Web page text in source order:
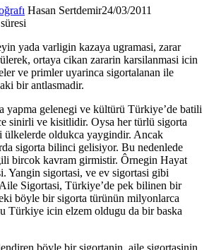
Hasan Sertdemir24/03/2011
yada varligin kazaya ugramasi, zarar
ortaya cikan zararin karsilanmasi icin
ve primler uyarinca sigortalanan ile
bir antlasmadir.
yapma gelenegi ve kültürü Türkiye’de batili
sinirli ve kisitlidir. Oysa her türlü sigorta
ülkelerde oldukca yaygindir. Ancak
sigorta bilinci gelisiyor. Bu nedenlede
bircok kavram girmistir. Ôrnegin Hayat
Yangin sigortasi, ve ev sigortasi gibi
Sigortasi, Türkiye’de pek bilinen bir
böyle bir sigorta türünün milyonlarca
Türkiye icin elzem oldugu da bir baska
böyle bir sigortanin, aile sigortasinin